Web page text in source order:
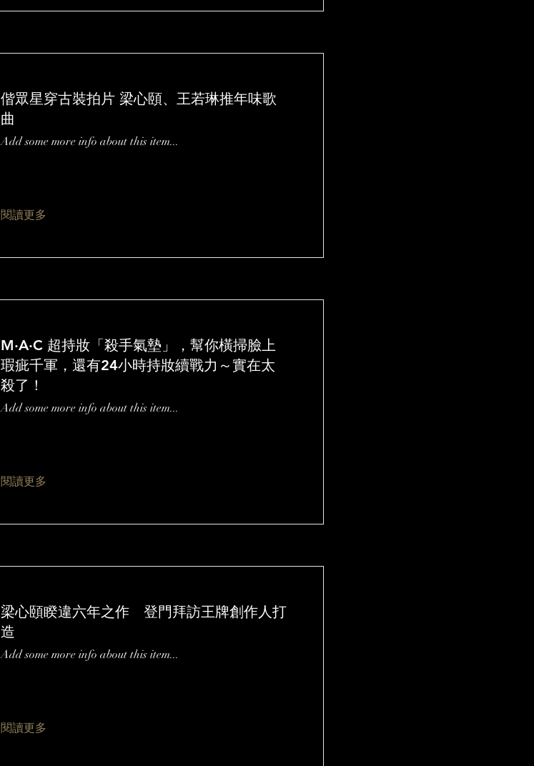
偕眾星穿古裝拍片 梁心頤、王若琳推年味歌
曲
Add some more info about this item...
閱讀更多
M·A·C 超持妝「殺手氣墊」，幫你橫掃臉上
瑕疵千軍，還有24小時持妝續戰力～實在太
殺了！
Add some more info about this item...
閱讀更多
梁心頤睽違六年之作 登門拜訪王牌創作人打
造
Add some more info about this item...
閱讀更多